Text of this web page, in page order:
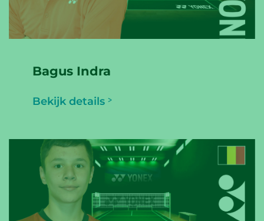
Bagus Indra
Bekijk details